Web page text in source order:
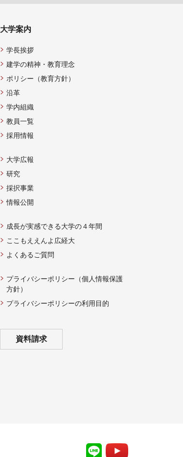
大学案内
学長挨拶
建学の精神・教育理念
ポリシー（教育方針）
沿革
学内組織
教員一覧
採用情報
大学広報
研究
採択事業
情報公開
成長が実感できる大学の４年間
ここもええんよ広経大
よくあるご質問
プライバシーポリシー（個人情報保護
方針）
プライバシーポリシーの利用目的
資料請求